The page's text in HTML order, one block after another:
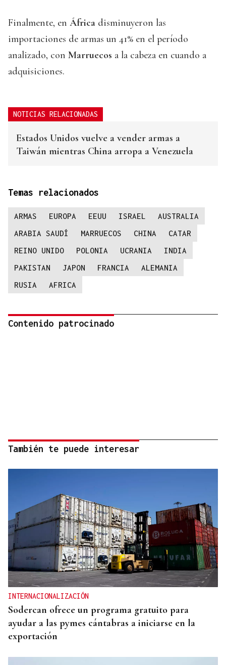
Finalmente, en África disminuyeron las
importaciones de armas un 41% en el período
analizado, con Marruecos a la cabeza en cuando a
adquisiciones.
NOTICIAS RELACIONADAS
Estados Unidos vuelve a vender armas a
Taiwán mientras China arropa a Venezuela
Temas relacionados
ARMAS EUROPA EEUU ISRAEL
AUSTRALIA
ARABIA SAUDÍ
MARRUECOS CHINA
CATAR
REINO UNIDO
POLONIA UCRANIA
INDIA
PAKISTAN
JAPON FRANCIA
ALEMANIA
RUSIA
AFRICA
Contenido patrocinado
También te puede interesar
INTERNACIONALIZACIÓN
Sodercan ofrece un programa gratuito para
ayudar a las pymes cántabras a iniciarse en la
exportación